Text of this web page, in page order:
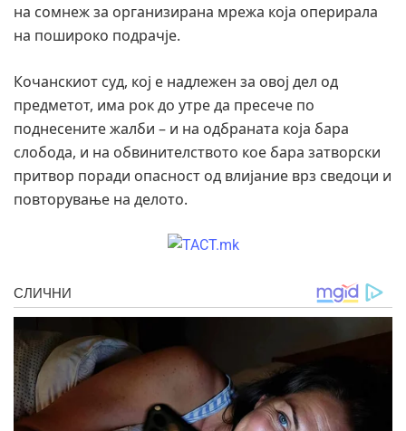
на сомнеж за организирана мрежа која оперирала
на пошироко подрачје.
Кочанскиот суд, кој е надлежен за овој дел од
предметот, има рок до утре да пресече по
поднесените жалби – и на одбраната која бара
слобода, и на обвинителството кое бара затворски
притвор поради опасност од влијание врз сведоци и
повторување на делото.